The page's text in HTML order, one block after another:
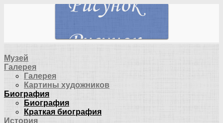
Музей
Галерея
Галерея
Картины художников
Биография
Биография
Краткая биография
История